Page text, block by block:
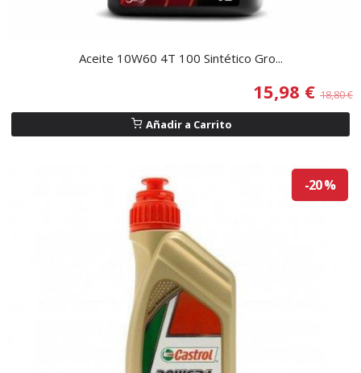
Aceite 10W60 4T 100 Sintético Gro...
15,98 € 18,80 €
Añadir a Carrito
-20 %